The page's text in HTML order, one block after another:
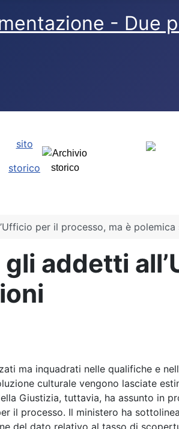
sito
storico
per il processo, ma è polemica
addetti
ma inquadrati nelle qualifiche e
culturale vengono lasciate
Giustizia, tuttavia, ha assunto in
il processo. Il ministero ha